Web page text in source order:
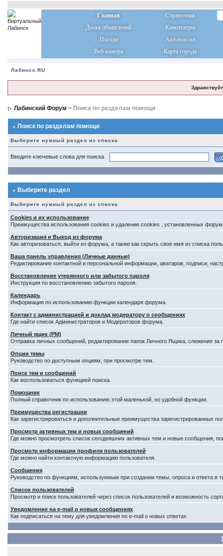
Главная
Справочная
Доска объявлений
Кинотеатры
Погода
Автовокзал
Веб-камера
Карта города
Лабинск.RU
Лабинский Форум > Поиск по разделам помощи
Поиск по разделам помощи
Выберите нужный раздел из списка
Введите ключевые слова для поиска
Выберите раздел
Выберите нужный раздел из списка
Cookies и их использование
Преимущества использования cookies и удаление cookies , установленных
Авторизация и Выход из форума
Как авторизоваться, выйти из форума, а также как скрыть свое имя из списка
Ваша панель управления (Личные данные)
Редактирование контактной и персональной информации, аватаров, подписи,
Восстановление утерянного или забытого пароля
Инструкция по восстановлению забытого пароля.
Календарь
Информация по использованию функции календаря форума.
Контакт с администрацией и доклад модератору о сообщениях
Где найти список Администраторов и Модераторов форума.
Личный ящик (PM)
Отправка личных сообщений, редактирование папок Личного Ящика, слежение
Опции темы
Руководство по доступным опциям, при просмотре тем.
Поиск тем и сообщений
Как воспользоваться функцией поиска.
Помощник
Полный справочник по использованию этой маленькой, но удобной функции.
Преимущества регистрации
Как зарегистрироваться и дополнительные преимущества зарегистрированных
Просмотр активных тем и новых сообщений
Где можно просмотреть список сегодняшних активных тем и новые сообщения,
Просмотр информации профиля пользователей
Где можно найти контактную информацию пользователя.
Сообщения
Руководство по функциям, используемым при создании темы, опроса и ответа в
Список пользователей
Просмотр и поиск пользователей через список пользователей и возможность
Уведомление на e-mail о новых сообщениях
Как подписаться на тему для уведомления по e-mail о новых ответах.